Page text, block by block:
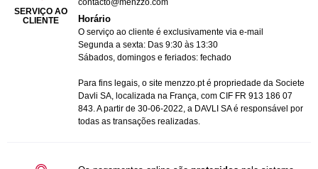
SERVIÇO AO
CLIENTE
contacto@menzzo.com
Horário
O serviço ao cliente é exclusivamente via e-mail
Segunda a sexta: Das 9:30 às 13:30
Sábados, domingos e feriados: fechado
Para fins legais, o site menzzo.pt é propriedade da Societe
Davli SA, localizada na França, com CIF FR 913 186 07
843. A partir de 30-06-2022, a DAVLI SA é responsável por
todas as transações realizadas.